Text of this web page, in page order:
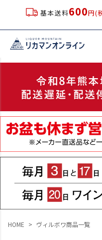
基本送料600円(
HOME ヴィルボワ商品一覧
キーワード
価格
在庫なし商品
在庫なし商品を表
並び順
新着順
登録順
価格が安い順
価格が高い順
優先度順